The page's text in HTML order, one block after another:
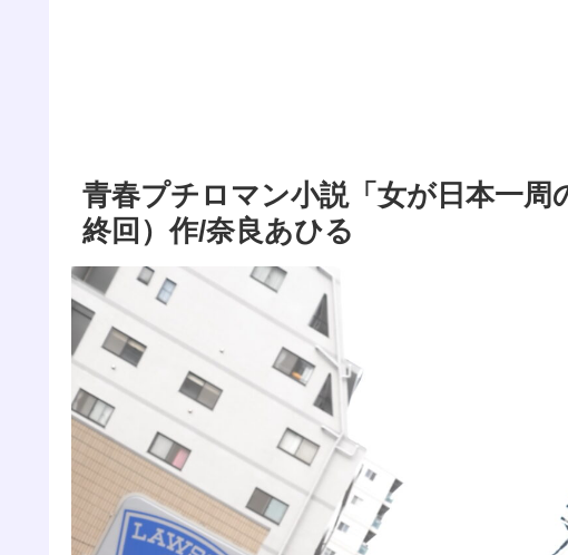
青春プチロマン小説「女が日本一周
終回）作/奈良あひる